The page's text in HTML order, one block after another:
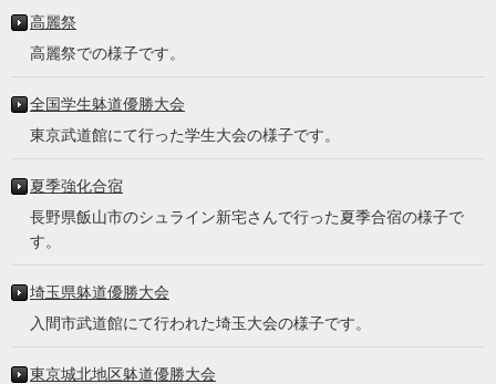
高麗祭
高麗祭での様子です。
全国学生躰道優勝大会
東京武道館にて行った学生大会の様子です。
夏季強化合宿
長野県飯山市のシュライン新宅さんで行った夏季合宿の様子で
す。
埼玉県躰道優勝大会
入間市武道館にて行われた埼玉大会の様子です。
東京城北地区躰道優勝大会